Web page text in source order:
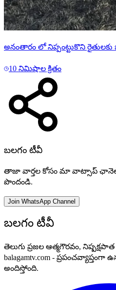
అనంతారం లో నిప్పంట్టుకొని రైతులకు
10 నిమిషాల క్రితం
బలగం టీవీ
తాజా వార్తల కోసం మా వాట్సాప్
పొందండి.
Join WhatsApp Channel
బలగం టీవీ
తెలుగు ప్రజల ఆత్మగౌరవం,
balagamtv.com -
అందిస్తోంది.